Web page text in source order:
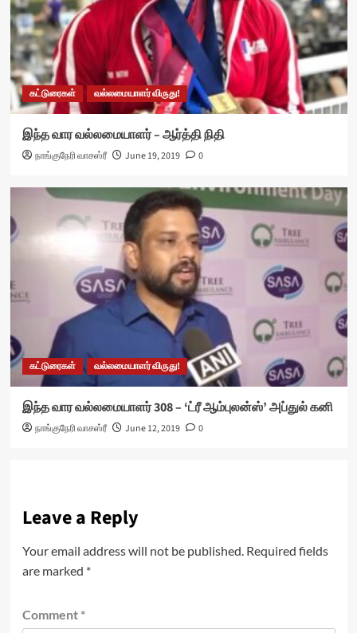
கட்டுரைகள் வல்லமையாளர் விருது!
இந்த வார வல்லமையாளர் – ஆர்த்தி நிதி
நாங்குநேரி வாசஸ்ரீ June 19, 2019 0
கட்டுரைகள் வல்லமையாளர் விருது!
இந்த வார வல்லமையாளர் 308 – ‘ட்ரீ ஆம்புலன்ஸ்’ அப்துல் கனி
நாங்குநேரி வாசஸ்ரீ June 12, 2019 0
Leave a Reply
Your email address will not be published. Required fields
are marked *
Comment *